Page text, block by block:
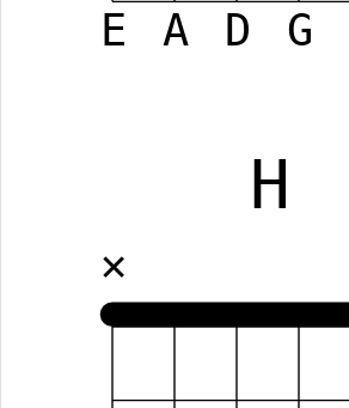
E A D G
H
✕